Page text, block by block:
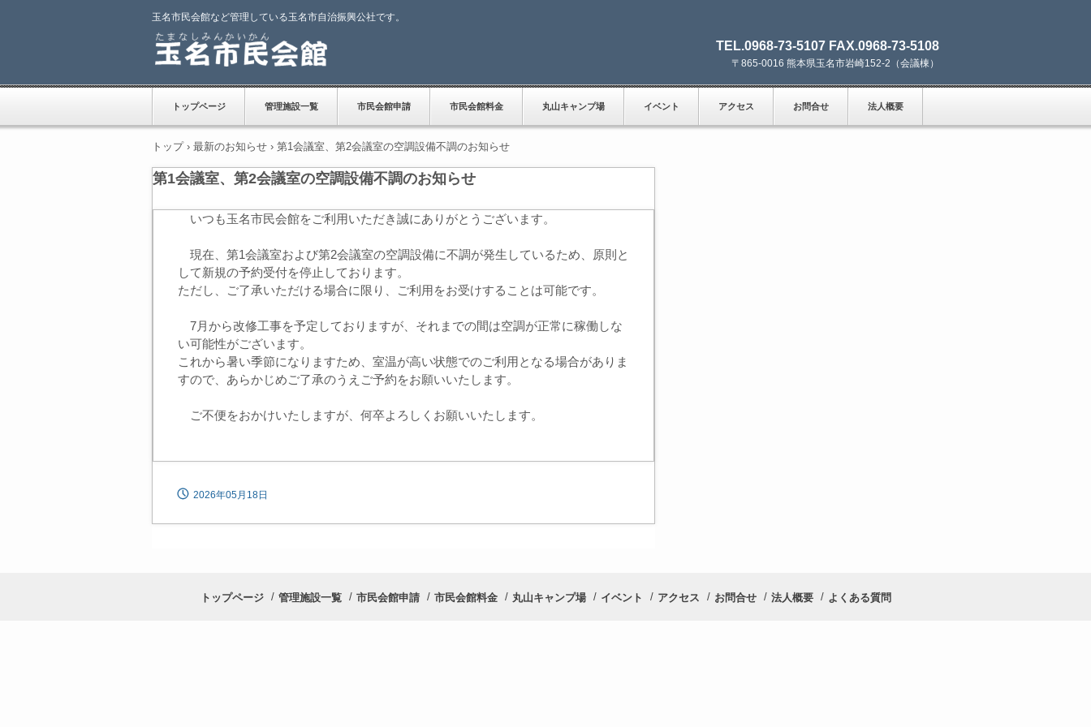
玉名市民会館など管理している玉名市自治振興公社です。
TEL.0968-73-5107 FAX.0968-73-5108
〒865-0016 熊本県玉名市岩崎152-2（会議棟）
トップページ 管理施設一覧 市民会館申請 市民会館料金 丸山キャンプ場 イベント アクセス お問合せ 法人概要
トップ › 最新のお知らせ › 第1会議室、第2会議室の空調設備不調のお知らせ
第1会議室、第2会議室の空調設備不調のお知らせ
いつも玉名市民会館をご利用いただき誠にありがとうございます。
現在、第1会議室および第2会議室の空調設備に不調が発生しているため、原則と
して新規の予約受付を停止しております。
ただし、ご了承いただける場合に限り、ご利用をお受けすることは可能です。
7月から改修工事を予定しておりますが、それまでの間は空調が正常に稼働しな
い可能性がございます。
これから暑い季節になりますため、室温が高い状態でのご利用となる場合がありま
すので、あらかじめご了承のうえご予約をお願いいたします。
ご不便をおかけいたしますが、何卒よろしくお願いいたします。
2026年05月18日
トップページ 管理施設一覧 市民会館申請 市民会館料金 丸山キャンプ場 イベント アクセス お問合せ 法人概要 よくある質問